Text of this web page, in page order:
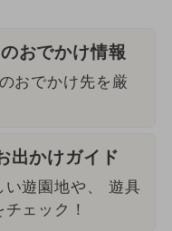
おでかけ情報
おでかけ先を厳
出かけガイド
い遊園地や、 遊具
ェック！